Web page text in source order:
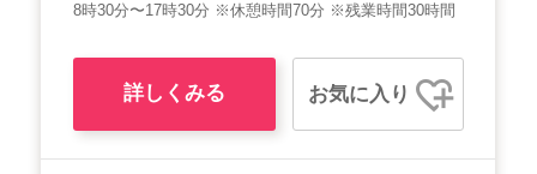
8時30分〜17時30分 ※休憩時間70分 ※残業時間30時間
詳しくみる お気に入り